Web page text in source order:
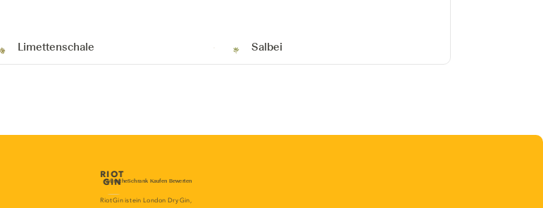
Limettenschale Salbei